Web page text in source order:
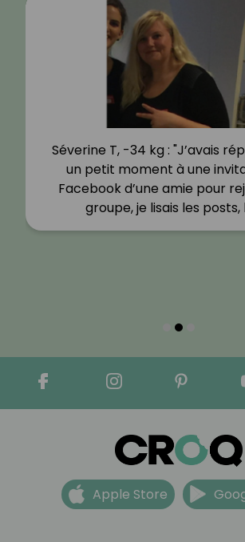
Séverine T, -34 kg : "J’avais
un petit moment à une
Facebook d’une amie pour
groupe, je lisais les posts,
Apple Store